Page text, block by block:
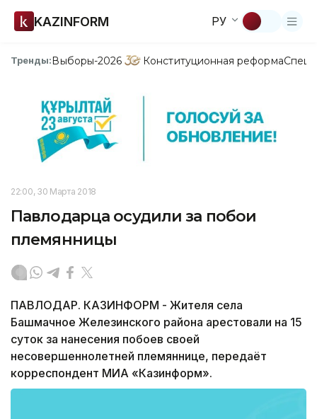
KAZINFORM РУ
Тренды:Выборы-2026 Конституционная реформа
22:00, 30 Марта 2018
Павлодарца осудили за побои
племянницы
ПАВЛОДАР. КАЗИНФОРМ - Жителя села
Башмачное Железинского района арестовали на 15
суток за нанесения побоев своей
несовершеннолетней племяннице, передаёт
корреспондент МИА «Казинформ».